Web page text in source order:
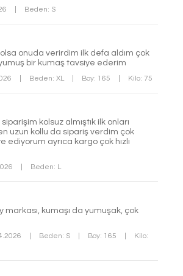
Beden: S
olsa onuda verirdim ilk defa aldım çok
bir kumaş tavsiye ederim
Beden: XL Boy: 165 Kilo: 75
kolsuz almıştık ilk onları
uzun kollu da sipariş verdim çok
ediyorum ayrıca kargo çok hızlı
Beden: L
markası, kumaşı da yumuşak, çok
Beden: S Boy: 165
Kilo: